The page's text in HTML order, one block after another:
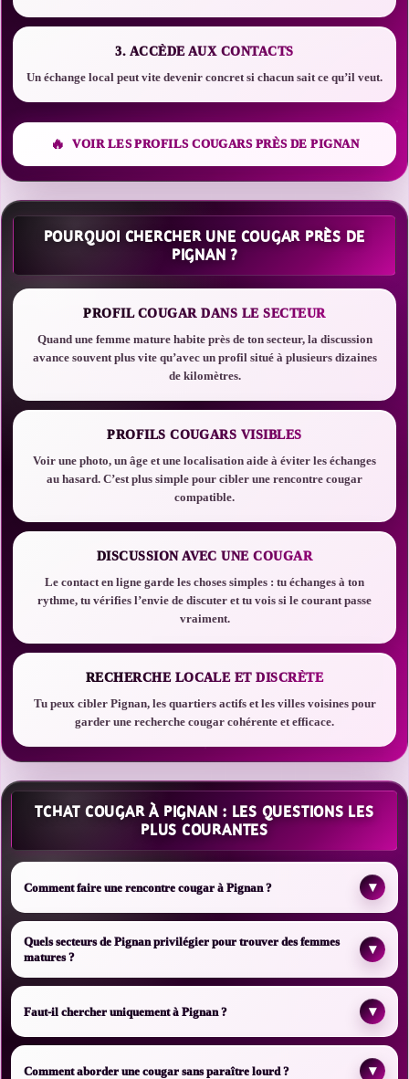
3. ACCÈDE AUX CONTACTS
Un échange local peut vite devenir concret si chacun sait ce qu’il veut.
VOIR LES PROFILS COUGARS PRÈS DE PIGNAN
POURQUOI CHERCHER UNE COUGAR PRÈS DE
PIGNAN ?
PROFIL COUGAR DANS LE SECTEUR
Quand une femme mature habite près de ton secteur, la discussion
avance souvent plus vite qu’avec un profil situé à plusieurs dizaines
de kilomètres.
PROFILS COUGARS VISIBLES
Voir une photo, un âge et une localisation aide à éviter les échanges
au hasard. C’est plus simple pour cibler une rencontre cougar
compatible.
DISCUSSION AVEC UNE COUGAR
Le contact en ligne garde les choses simples : tu échanges à ton
rythme, tu vérifies l’envie de discuter et tu vois si le courant passe
vraiment.
RECHERCHE LOCALE ET DISCRÈTE
Tu peux cibler Pignan, les quartiers actifs et les villes voisines pour
garder une recherche cougar cohérente et efficace.
TCHAT COUGAR À PIGNAN : LES QUESTIONS LES
PLUS COURANTES
Comment faire une rencontre cougar à Pignan ? ▾
Quels secteurs de Pignan privilégier pour trouver des femmes
matures ?
▾
Faut-il chercher uniquement à Pignan ? ▾
Comment aborder une cougar sans paraître lourd ? ▾